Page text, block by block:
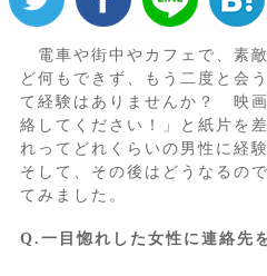
電車や街中やカフェで、素
ど何もできず、もう二度と会
て経験はありませんか？ 映
絡してください！」と紙片を
れってどれくらいの男性に経
そして、その後はどうなるの
てみました。
Q.一目惚れした女性に連絡先